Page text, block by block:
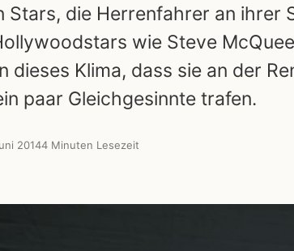
Stars, die Herrenfahrer an ihrer
wie Steve
dieses Klima, dass sie an der
paar Gleichgesinnte trafen.
20144 Minuten Lesezeit